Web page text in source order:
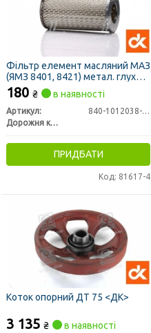
Фільтр елемент масляний МАЗ
(ЯМЗ 8401, 8421) метал. глухий
<ДК>
180 ₴ в наявності
Артикул:
840-1012038-12
Дорожня карта
ПРИДБАТИ
Код: 81617-4
Коток опорний ДТ 75 <ДК>
3 135 ₴ в наявності